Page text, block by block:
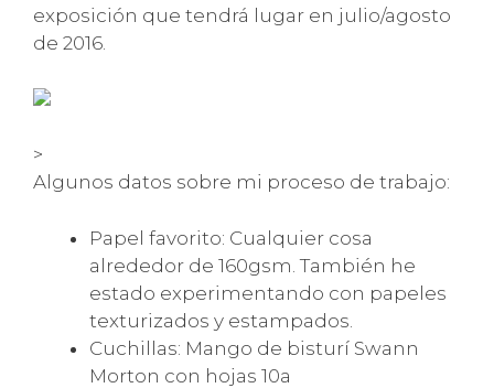
exposición que tendrá lugar en julio/agosto
de 2016.
>
Algunos datos sobre mi proceso de trabajo:
Papel favorito: Cualquier cosa
alrededor de 160gsm. También he
estado experimentando con papeles
texturizados y estampados.
Cuchillas: Mango de bisturí Swann
Morton con hojas 10a